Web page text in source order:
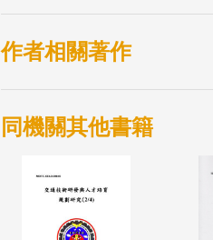
技行政作業效能。
作者相關著作
同機關其他書籍